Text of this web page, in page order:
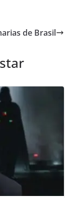
de Brasil